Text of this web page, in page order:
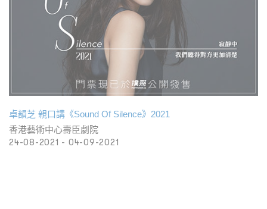
卓韻芝 親口講《Sound Of Silence》2021
香港藝術中心壽臣劇院
24-08-2021 - 04-09-2021